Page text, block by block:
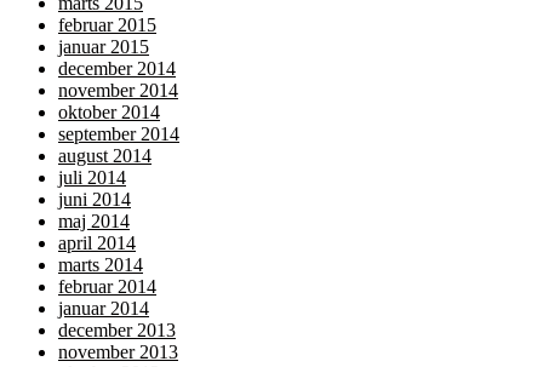
februar 2015
januar 2015
december 2014
november 2014
oktober 2014
september 2014
august 2014
juli 2014
juni 2014
maj 2014
april 2014
marts 2014
februar 2014
januar 2014
december 2013
november 2013